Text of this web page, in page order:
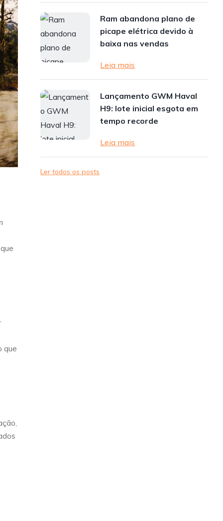
que
Ram abandona plano de
picape elétrica devido à
baixa nas vendas
Leia mais
Lançamento GWM Haval
H9: lote inicial esgota em
tempo recorde
Leia mais
Ler todos os posts